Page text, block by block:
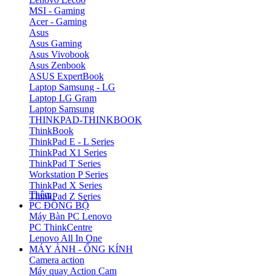
MSI - Gaming
Acer - Gaming
Asus
Asus Gaming
Asus Vivobook
Asus Zenbook
ASUS ExpertBook
Laptop Samsung - LG
Laptop LG Gram
Laptop Samsung
THINKPAD-THINKBOOK
ThinkBook
ThinkPad E - L Series
ThinkPad X1 Series
ThinkPad T Series
Workstation P Series
ThinkPad X Series
ThinkPad Z Series
Thêm
PC ĐỒNG BỘ
Máy Bàn PC Lenovo
PC ThinkCentre
Lenovo All In One
MÁY ẢNH - ỐNG KÍNH
Camera action
Máy quay Action Cam